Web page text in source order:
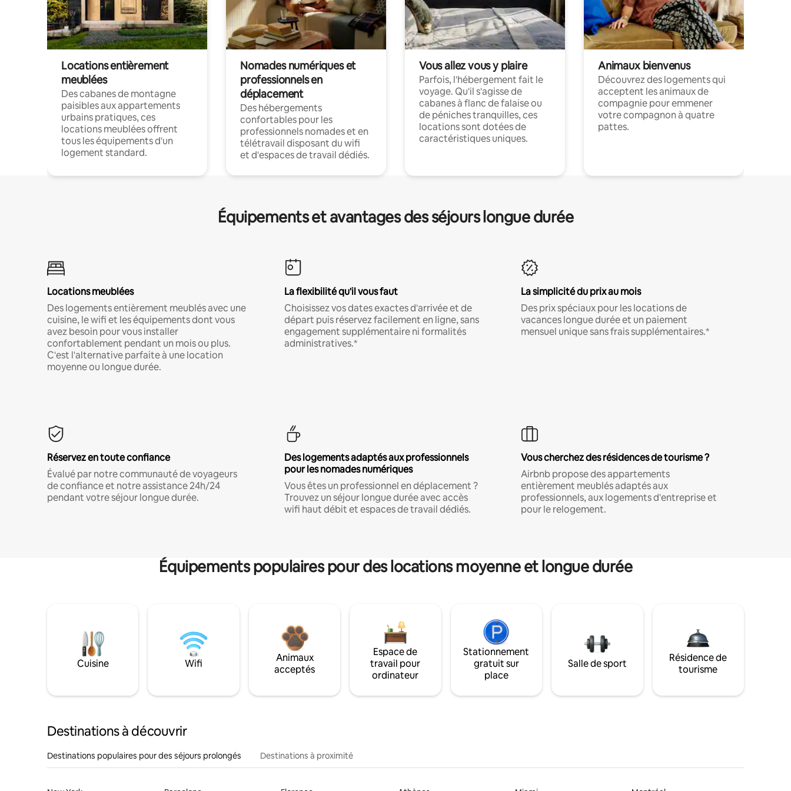
Locations entièrement
meublées
Des cabanes de montagne
paisibles aux appartements
urbains pratiques, ces
locations meublées offrent
tous les équipements d'un
logement standard.
Nomades numériques et
professionnels en
déplacement
Des hébergements
confortables pour les
professionnels nomades et en
télétravail disposant du wifi
et d'espaces de travail dédiés.
Vous allez vous y plaire
Parfois, l'hébergement fait le
voyage. Qu'il s'agisse de
cabanes à flanc de falaise ou
de péniches tranquilles, ces
locations sont dotées de
caractéristiques uniques.
Animaux bienvenus
Découvrez des logements qui
acceptent les animaux de
compagnie pour emmener
votre compagnon à quatre
pattes.
Équipements et avantages des séjours longue durée
Locations meublées
Des logements entièrement meublés avec une
cuisine, le wifi et les équipements dont vous
avez besoin pour vous installer
confortablement pendant un mois ou plus.
C'est l'alternative parfaite à une location
moyenne ou longue durée.
La flexibilité qu'il vous faut
Choisissez vos dates exactes d'arrivée et de
départ puis réservez facilement en ligne, sans
engagement supplémentaire ni formalités
administratives.*
La simplicité du prix au mois
Des prix spéciaux pour les locations de
vacances longue durée et un paiement
mensuel unique sans frais supplémentaires.*
Réservez en toute confiance
Évalué par notre communauté de voyageurs
de confiance et notre assistance 24h/24
pendant votre séjour longue durée.
Des logements adaptés aux professionnels
pour les nomades numériques
Vous êtes un professionnel en déplacement ?
Trouvez un séjour longue durée avec accès
wifi haut débit et espaces de travail dédiés.
Vous cherchez des résidences de tourisme ?
Airbnb propose des appartements
entièrement meublés adaptés aux
professionnels, aux logements d'entreprise et
pour le relogement.
Équipements populaires pour des locations moyenne et longue durée
Cuisine Wifi
Animaux
acceptés
Espace de
travail pour
ordinateur
Stationnement
gratuit sur
place
Salle de sport
Résidence de
tourisme
Destinations à découvrir
Destinations populaires pour des séjours prolongés Destinations à proximité